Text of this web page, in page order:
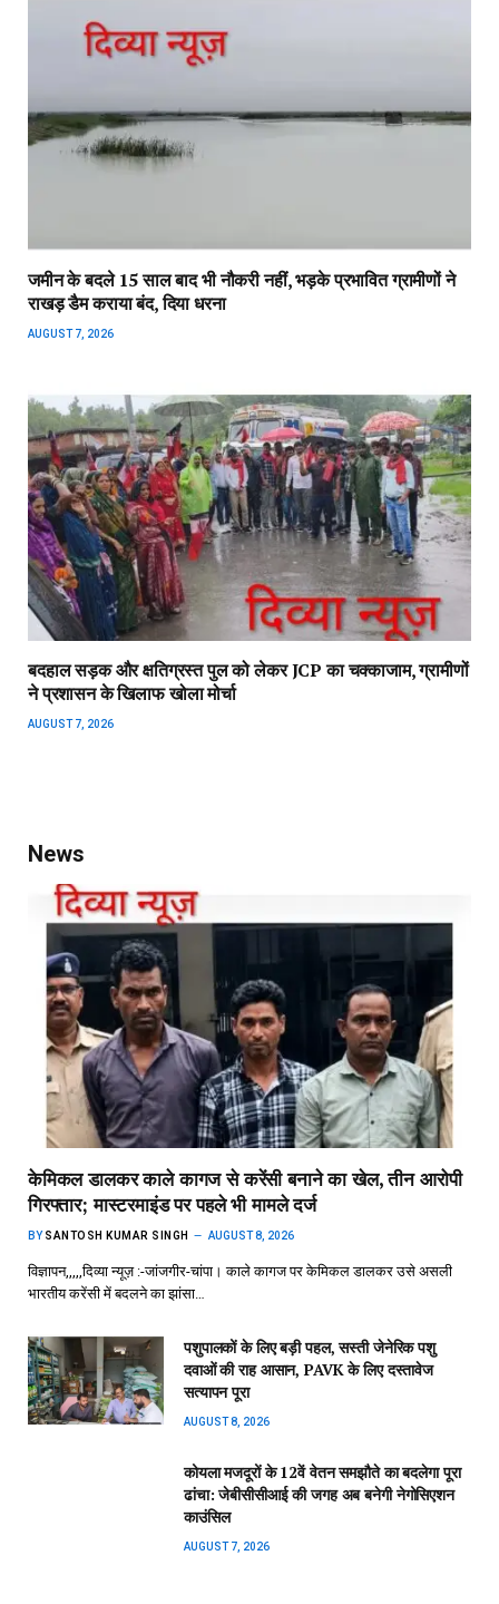
जमीन के बदले 15 साल बाद भी नौकरी नहीं, भड़के प्रभावित ग्रामीणों ने
राखड़ डैम कराया बंद, दिया धरना
AUGUST 7, 2026
बदहाल सड़क और क्षतिग्रस्त पुल को लेकर JCP का चक्काजाम, ग्रामीणों
ने प्रशासन के खिलाफ खोला मोर्चा
AUGUST 7, 2026
News
केमिकल डालकर काले कागज से करेंसी बनाने का खेल, तीन आरोपी
गिरफ्तार; मास्टरमाइंड पर पहले भी मामले दर्ज
BY SANTOSH KUMAR SINGH AUGUST 8, 2026
विज्ञापन,,,,,दिव्या न्यूज़ :-जांजगीर-चांपा। काले कागज पर केमिकल डालकर उसे असली
भारतीय करेंसी में बदलने का झांसा…
पशुपालकों के लिए बड़ी पहल, सस्ती जेनेरिक पशु
दवाओं की राह आसान, PAVK के लिए दस्तावेज
सत्यापन पूरा
AUGUST 8, 2026
कोयला मजदूरों के 12वें वेतन समझौते का बदलेगा पूरा
ढांचा: जेबीसीसीआई की जगह अब बनेगी नेगोसिएशन
काउंसिल
AUGUST 7, 2026